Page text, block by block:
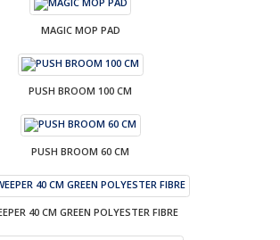
MAGIC MOP PAD
PUSH BROOM 100 CM
PUSH BROOM 60 CM
40 CM GREEN POLYESTER FIBRE